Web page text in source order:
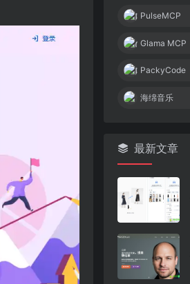
PulseMCP
Glama MCP
PackyCode
海绵音乐
最新文章